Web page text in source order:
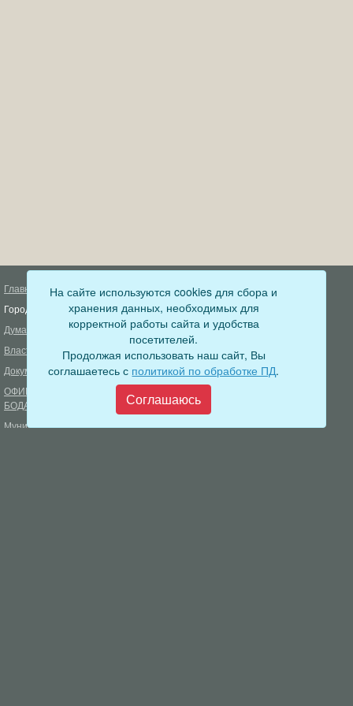
Главная
Город
Дума
Власть
Документы
ОФИЦИАЛЬНЫЙ ВЕСТНИК
БОДАЙБО
Муниципальные услуги
Деятельность прокуратуры
Муниципальный контроль
Меры пожарной безопасности
Муниципальные закупки
Формирование комфортной
городской среды
Фонд капитального ремонта
На сайте используются cookies для сбора и
хранения данных, необходимых для
корректной работы сайта и удобства
посетителей.
Продолжая использовать наш сайт, Вы
соглашаетесь с политикой по обработке ПД.
Соглашаюсь